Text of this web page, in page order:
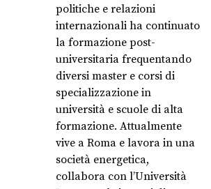
politiche e relazioni
internazionali ha continuato
la formazione post-
universitaria frequentando
diversi master e corsi di
specializzazione in
università e scuole di alta
formazione. Attualmente
vive a Roma e lavora in una
società energetica,
collabora con l’Università